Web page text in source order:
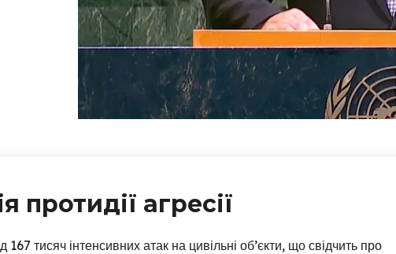
протидії агресії
тисяч інтенсивних атак на цивільні об’єкти, що свідчить про